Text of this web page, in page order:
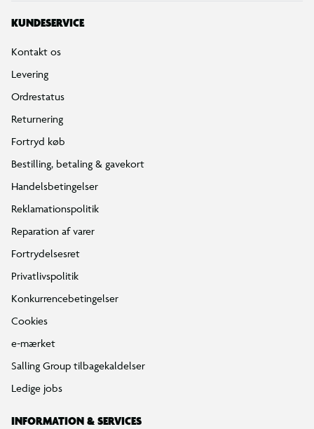
KUNDESERVICE
Kontakt os
Levering
Ordrestatus
Returnering
Fortryd køb
Bestilling, betaling & gavekort
Handelsbetingelser
Reklamationspolitik
Reparation af varer
Fortrydelsesret
Privatlivspolitik
Konkurrencebetingelser
Cookies
e-mærket
Salling Group tilbagekaldelser
Ledige jobs
INFORMATION & SERVICES